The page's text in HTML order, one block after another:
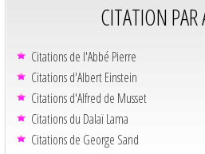
CITATION PAR
Citations de l'Abbé Pierre
Citations d'Albert Einstein
Citations d'Alfred de Musset
Citations du Dalaï Lama
Citations de George Sand